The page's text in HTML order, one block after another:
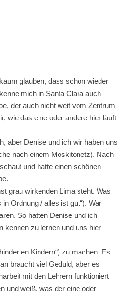
glauben, dass schon wieder
mich in Santa Clara auch
der auch nicht weit vom Zentrum
wie das eine oder andere hier läuft
aber Denise und ich wir haben uns
nach einem Moskitonetz). Nach
und hatte einen schönen
grau wirkenden Lima steht. Was
Ordnung / alles ist gut“). War
So hatten Denise und ich
kennen zu lernen und uns hier
Kindern“) zu machen. Es
braucht viel Geduld, aber es
mit den Lehrern funktioniert
und weiß, was der eine oder